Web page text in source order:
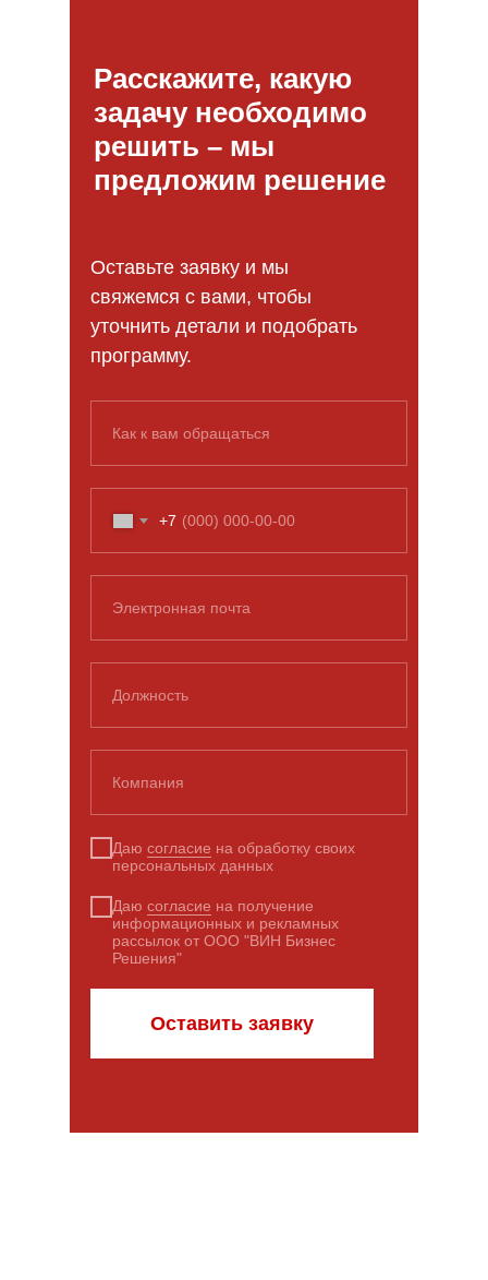
Расскажите, какую
задачу необходимо
решить – мы
предложим решение
Оставьте заявку и мы
свяжемся с вами, чтобы
уточнить детали и подобрать
программу.
Как к вам обращаться
+7
Электронная почта
Должность
Компания
Даю согласие на обработку своих
персональных данных
Даю согласие на получение
информационных и рекламных
рассылок от ООО "ВИН Бизнес
Решения"
Оставить заявку